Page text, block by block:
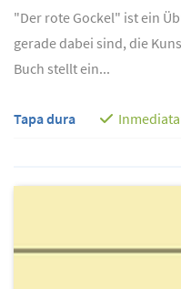
"Der rote Gockel" ist ein
gerade dabei sind, die
Buch stellt ein...
Tapa dura